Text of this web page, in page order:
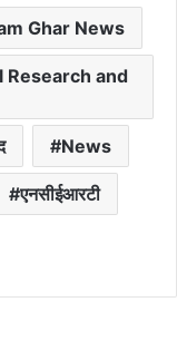
Ghar News
Research and
News
एनसीईआरटी